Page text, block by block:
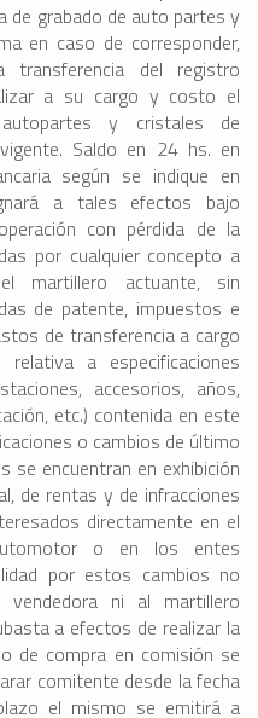
de grabado de auto partes y
en caso de corresponder,
transferencia del registro
a su cargo y costo el
y cristales de
Saldo en 24 hs. en
según se indique en
a tales efectos bajo
con pérdida de la
por cualquier concepto a
martillero actuante, sin
de patente, impuestos e
de transferencia a cargo
a especificaciones
accesorios, años,
etc.) contenida en este
o cambios de último
se encuentran en exhibición
de rentas y de infracciones
directamente en el
o en los entes
por estos cambios no
ni al martillero
a efectos de realizar la
de compra en comisión se
comitente desde la fecha
el mismo se emitirá a